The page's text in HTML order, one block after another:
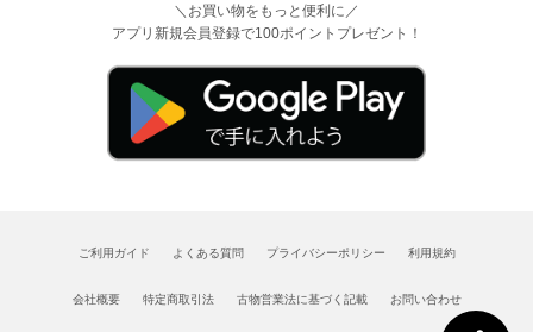
＼お買い物をもっと便利に／
アプリ新規会員登録で100ポイントプレゼント！
ご利用ガイド よくある質問 プライバシーポリシー 利用規約
会社概要 特定商取引法 古物営業法に基づく記載 お問い合わせ